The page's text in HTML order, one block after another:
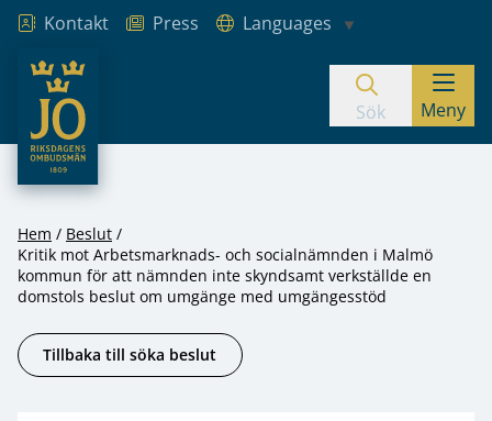
Hoppa till innehåll
Kontakt Press
Languages
JO – Riksdagens Ombudsmän
Sök Meny
Hem
Beslut
Kritik mot Arbetsmarknads- och socialnämnden i Malmö
kommun för att nämnden inte skyndsamt verkställde en
domstols beslut om umgänge med umgängesstöd
Tillbaka till söka beslut